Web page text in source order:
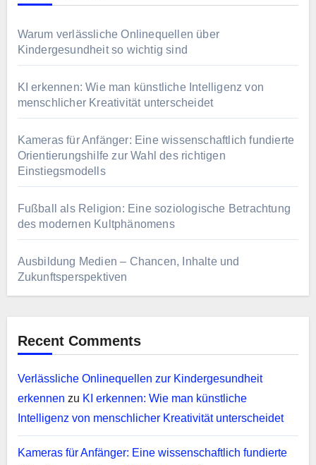
Warum verlässliche Onlinequellen über
Kindergesundheit so wichtig sind
KI erkennen: Wie man künstliche Intelligenz von
menschlicher Kreativität unterscheidet
Kameras für Anfänger: Eine wissenschaftlich fundierte
Orientierungshilfe zur Wahl des richtigen
Einstiegsmodells
Fußball als Religion: Eine soziologische Betrachtung
des modernen Kultphänomens
Ausbildung Medien – Chancen, Inhalte und
Zukunftsperspektiven
Recent Comments
Verlässliche Onlinequellen zur Kindergesundheit
erkennen zu KI erkennen: Wie man künstliche
Intelligenz von menschlicher Kreativität unterscheidet
Kameras für Anfänger: Eine wissenschaftlich fundierte